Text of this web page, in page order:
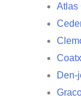
Atlas
Coatx
Den-